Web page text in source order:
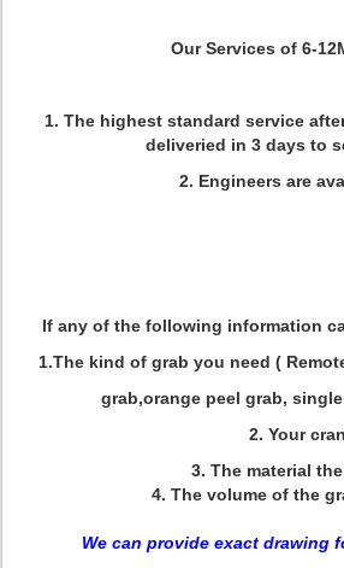
Our Services of 6-
1. The highest standard service
deliveried in 3 days to
2. Engineers are
If any of the following information
1.The kind of grab you need (
grab,orange peel grab,
2. Your
3. The material
4. The volume of the
We can provide exact drawing